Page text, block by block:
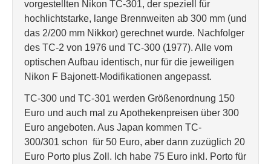
vorgestellten Nikon TC-301, der speziell für
hochlichtstarke, lange Brennweiten ab 300 mm (und
das 2/200 mm Nikkor) gerechnet wurde. Nachfolger
des TC-2 von 1976 und TC-300 (1977). Alle vom
optischen Aufbau identisch, nur für die jeweiligen
Nikon F Bajonett-Modifikationen angepasst.
TC-300 und TC-301 werden Größenordnung 150
Euro und auch mal zu Apothekenpreisen über 300
Euro angeboten. Aus Japan kommen TC-
300/301 schon für 50 Euro, aber dann zuzüglich 20
Euro Porto plus Zoll. Ich habe 75 Euro inkl. Porto für